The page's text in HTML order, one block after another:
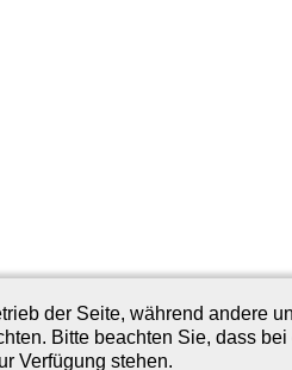
der Seite, während andere
Bitte beachten Sie, dass
Verfügung stehen.